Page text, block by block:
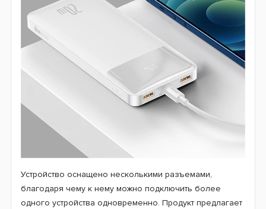
Устройство оснащено несколькими разъемами,
благодаря чему к нему можно подключить более
одного устройства одновременно. Продукт предлагает